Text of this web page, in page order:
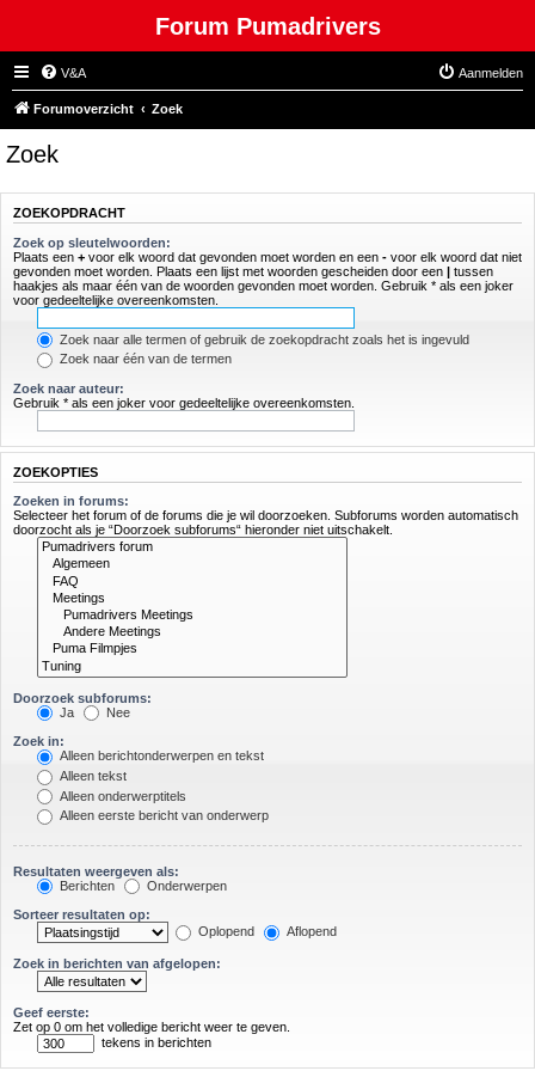
Forum Pumadrivers
V&A Aanmelden
Forumoverzicht Zoek
Zoek
ZOEKOPDRACHT
Zoek op sleutelwoorden:
Plaats een + voor elk woord dat gevonden moet worden en een - voor elk woord dat niet
gevonden moet worden. Plaats een lijst met woorden gescheiden door een | tussen
haakjes als maar één van de woorden gevonden moet worden. Gebruik * als een joker
voor gedeeltelijke overeenkomsten.
Zoek naar alle termen of gebruik de zoekopdracht zoals het is ingevuld
Zoek naar één van de termen
Zoek naar auteur:
Gebruik * als een joker voor gedeeltelijke overeenkomsten.
ZOEKOPTIES
Zoeken in forums:
Selecteer het forum of de forums die je wil doorzoeken. Subforums worden automatisch
doorzocht als je “Doorzoek subforums“ hieronder niet uitschakelt.
Doorzoek subforums:
Ja
Nee
Zoek in:
Alleen berichtonderwerpen en tekst
Alleen tekst
Alleen onderwerptitels
Alleen eerste bericht van onderwerp
Resultaten weergeven als:
Berichten
Onderwerpen
Sorteer resultaten op:
Oplopend
Aflopend
Zoek in berichten van afgelopen:
Geef eerste:
Zet op 0 om het volledige bericht weer te geven.
tekens in berichten